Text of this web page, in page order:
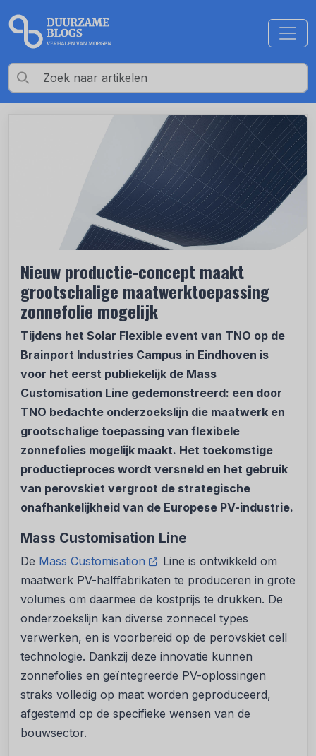
Nieuw productie-concept maakt
grootschalige maatwerktoepassing
zonnefolie mogelijk
Tijdens het Solar Flexible event van TNO op de
Brainport Industries Campus in Eindhoven is
voor het eerst publiekelijk de Mass
Customisation Line gedemonstreerd: een door
TNO bedachte onderzoekslijn die maatwerk en
grootschalige toepassing van flexibele
zonnefolies mogelijk maakt. Het toekomstige
productieproces wordt versneld en het gebruik
van perovskiet vergroot de strategische
onafhankelijkheid van de Europese PV-industrie.
Mass Customisation Line
De Mass Customisation
Line is ontwikkeld om
maatwerk PV-halffabrikaten te produceren in grote
volumes om daarmee de kostprijs te drukken. De
onderzoekslijn kan diverse zonnecel types
verwerken, en is voorbereid op de perovskiet cell
technologie. Dankzij deze innovatie kunnen
zonnefolies en geïntegreerde PV-oplossingen
straks volledig op maat worden geproduceerd,
afgestemd op de specifieke wensen van de
bouwsector.